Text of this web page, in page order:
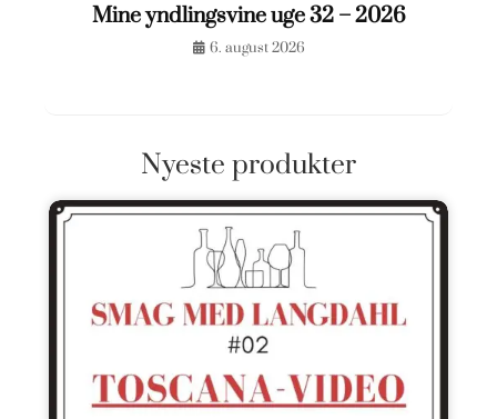
Mine yndlingsvine uge 32 – 2026
6. august 2026
Nyeste produkter